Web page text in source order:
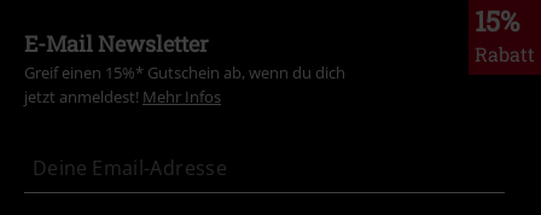
15%
Rabatt
E-Mail Newsletter
Greif einen 15%* Gutschein ab, wenn du dich
jetzt anmeldest! Mehr Infos